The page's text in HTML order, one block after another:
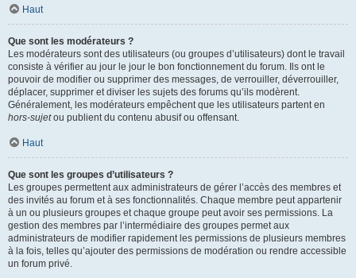
Haut
Que sont les modérateurs ?
Les modérateurs sont des utilisateurs (ou groupes d’utilisateurs) dont le travail
consiste à vérifier au jour le jour le bon fonctionnement du forum. Ils ont le
pouvoir de modifier ou supprimer des messages, de verrouiller, déverrouiller,
déplacer, supprimer et diviser les sujets des forums qu’ils modèrent.
Généralement, les modérateurs empêchent que les utilisateurs partent en
hors-sujetou publient du contenu abusif ou offensant.
Haut
Que sont les groupes d’utilisateurs ?
Les groupes permettent aux administrateurs de gérer l’accès des membres et
des invités au forum et à ses fonctionnalités. Chaque membre peut appartenir
à un ou plusieurs groupes et chaque groupe peut avoir ses permissions. La
gestion des membres par l’intermédiaire des groupes permet aux
administrateurs de modifier rapidement les permissions de plusieurs membres
à la fois, telles qu’ajouter des permissions de modération ou rendre accessible
un forum privé.